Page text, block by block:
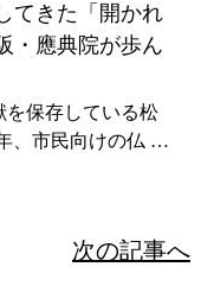
てきた「開かれ
應典院が歩ん
を保存している松
、市民向けの仏 …
次の記事へ